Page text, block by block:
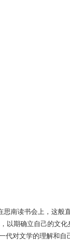
南读书会上，这般
以期确立自己的文
代对文学的理解和自